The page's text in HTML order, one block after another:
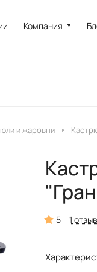
Компания
и жаровни
5 1 отзыв